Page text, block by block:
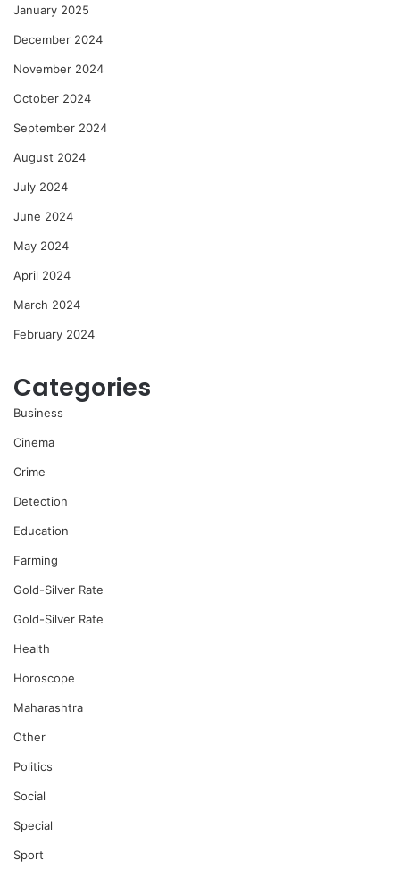
January 2025
December 2024
November 2024
October 2024
September 2024
August 2024
July 2024
June 2024
May 2024
April 2024
March 2024
February 2024
Categories
Business
Cinema
Crime
Detection
Education
Farming
Gold-Silver Rate
Gold-Silver Rate
Health
Horoscope
Maharashtra
Other
Politics
Social
Special
Sport